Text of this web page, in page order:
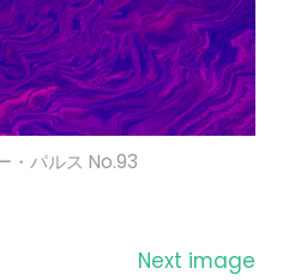
・パルス No.93
Next image